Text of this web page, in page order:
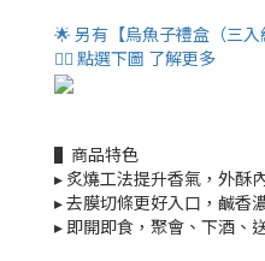
🌟 另有【烏魚子禮盒（三入
👇🏻 點選下圖 了解更多
▌商品特色
▸ 炙燒工法提升香氣，外酥
▸ 去膜切條更好入口，鹹香
▸ 即開即食，聚會、下酒、